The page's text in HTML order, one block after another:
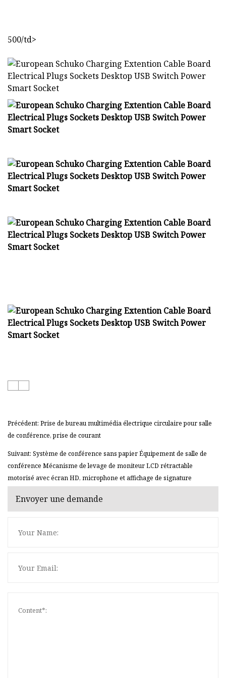
500/td>
Précédent: Prise de bureau multimédia électrique circulaire pour salle
de conférence, prise de courant
Suivant: Système de conférence sans papier Équipement de salle de
conférence Mécanisme de levage de moniteur LCD rétractable
motorisé avec écran HD, microphone et affichage de signature
Envoyer une demande